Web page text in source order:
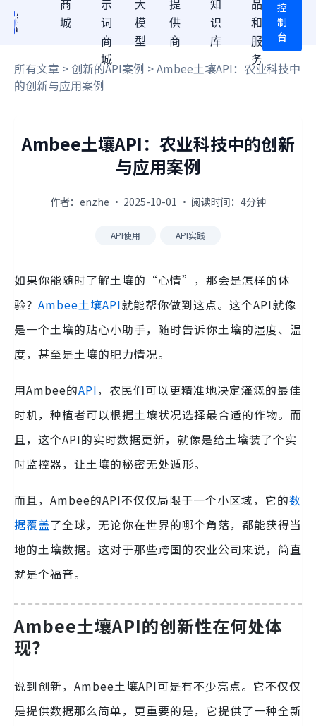
商
城
示
词
商
城
大
模
型
提
供
商
知
识
库
品
和
服
务
控
制
台
所有文章 > 创新的API案例 > Ambee土壤API：农业科技中
的创新与应用案例
Ambee土壤API：农业科技中的创新
与应用案例
作者：enzhe · 2025-10-01 · 阅读时间：4分钟
API使用 API实践
如果你能随时了解土壤的“心情”，那会是怎样的体
验？ Ambee土壤API就能帮你做到这点。这个API就像
是一个土壤的贴心小助手，随时告诉你土壤的湿度、温
度，甚至是土壤的肥力情况。
用Ambee的API，农民们可以更精准地决定灌溉的最佳
时机，种植者可以根据土壤状况选择最合适的作物。而
且，这个API的实时数据更新，就像是给土壤装了个实
时监控器，让土壤的秘密无处遁形。
而且，Ambee的API不仅仅局限于一个小区域，它的数
据覆盖了全球，无论你在世界的哪个角落，都能获得当
地的土壤数据。这对于那些跨国的农业公司来说，简直
就是个福音。
Ambee土壤API的创新性在何处体
现？
说到创新，Ambee土壤API可是有不少亮点。它不仅仅
是提供数据那么简单，更重要的是，它提供了一种全新